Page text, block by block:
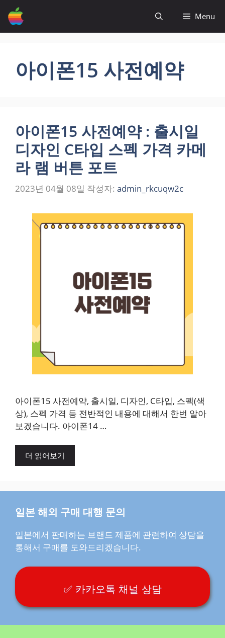
츠
Menu
아이폰15 사전예약
아이폰15 사전예약 : 출시일
디자인 C타입 스펙 가격 카메
라 램 버튼 포트
2023년 04월 08일 작성자: admin_rkcuqw2c
아이폰15 사전예약, 출시일, 디자인, C타입, 스펙(색
상), 스펙 가격 등 전반적인 내용에 대해서 한번 알아
보겠습니다. 아이폰14 …
더 읽어보기
일본 해외 구매 대행 문의
일본에서 판매하는 브랜드 제품에 관련하여 상담을
통해서 구매를 도와드리겠습니다.
✅ 카카오톡 채널 상담